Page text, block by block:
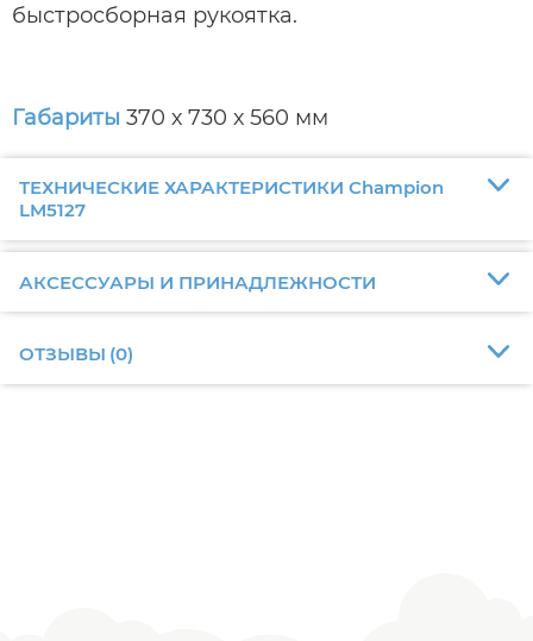
быстросборная рукоятка.
Габариты 370 х 730 х 560 мм
ТЕХНИЧЕСКИЕ ХАРАКТЕРИСТИКИ Champion
LM5127
АКСЕССУАРЫ И ПРИНАДЛЕЖНОСТИ
ОТЗЫВЫ (0)